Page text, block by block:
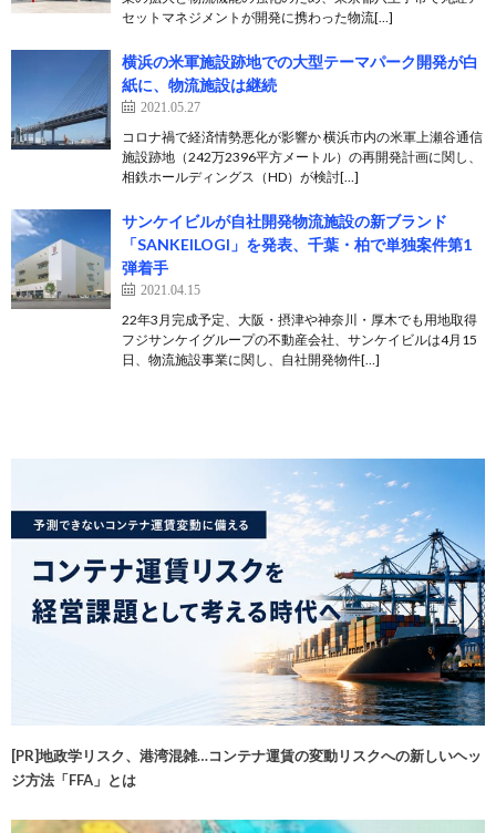
セットマネジメントが開発に携わった物流[…]
横浜の米軍施設跡地での大型テーマパーク開発が白
紙に、物流施設は継続
2021.05.27
コロナ禍で経済情勢悪化が影響か 横浜市内の米軍上瀬谷通信
施設跡地（242万2396平方メートル）の再開発計画に関し、
相鉄ホールディングス（HD）が検討[…]
サンケイビルが自社開発物流施設の新ブランド
「SANKEILOGI」を発表、千葉・柏で単独案件第1
弾着手
2021.04.15
22年3月完成予定、大阪・摂津や神奈川・厚木でも用地取得
フジサンケイグループの不動産会社、サンケイビルは4月15
日、物流施設事業に関し、自社開発物件[…]
[PR]地政学リスク、港湾混雑…コンテナ運賃の変動リスクへの新しいヘッ
ジ方法「FFA」とは